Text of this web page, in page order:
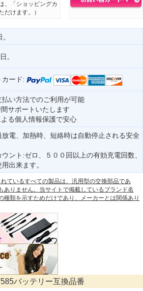
、「ショッピングカ
だけます。）
。
カード:
払い方法でのご利用が可能
サポートいたします
る個人情報保護で安心
放電、加熱時、短絡時は自動停止される安全
ント:ゼロ、５００回以上の有効充電回数、
出来ます。
ているすべての製品は、汎用型の交換部品であ
ありません。当サイトで掲載しているブランド名
種類を示すためだけであり、メーカーとは関係あり
バッテリー互換品番